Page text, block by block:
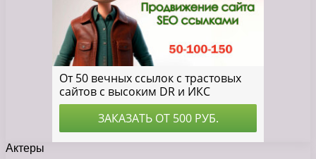
Актеры